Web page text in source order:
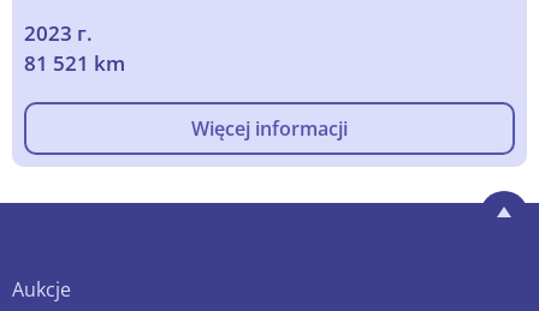
2023 г.
81 521 km
Więcej informacji
Aukcje